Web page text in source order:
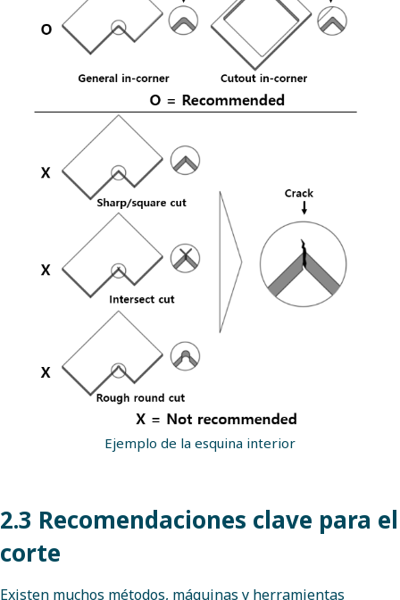
Ejemplo de la esquina interior
2.3 Recomendaciones clave para el
corte
Existen muchos métodos, máquinas y herramientas